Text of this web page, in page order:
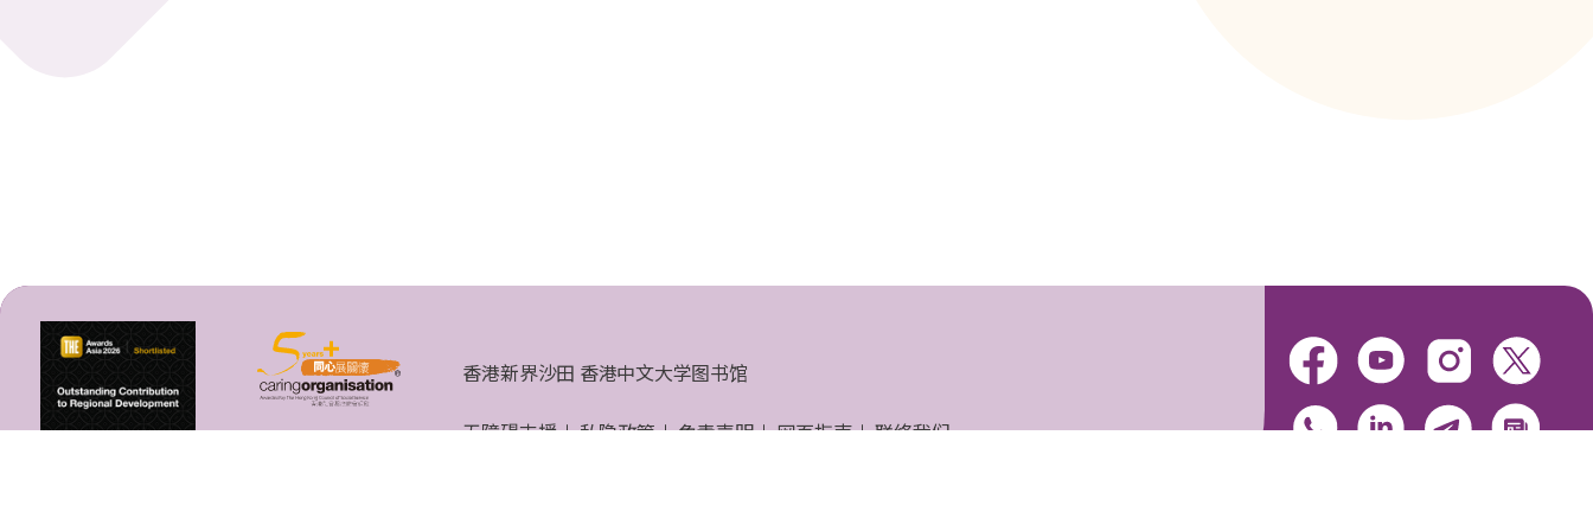
香港新界沙田 香港中文大学图书馆
无障碍支援 私隐政策 免责声明 网页指南
联络我们